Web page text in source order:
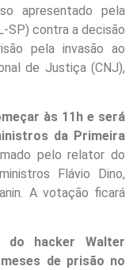
apresentado pela
SP) contra a decisão
pela invasão ao
de Justiça (CNJ),
às 11h e será
da Primeira
pelo relator do
Flávio Dino,
A votação ficará
do hacker Walter
de prisão no